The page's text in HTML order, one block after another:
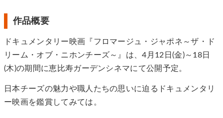
作品概要
ドキュメンタリー映画『フロマージュ・ジャポネ～ザ・ド
リーム・オブ・ニホンチーズ～』は、4月12日(金)～18日
(木)の期間に恵比寿ガーデンシネマにて公開予定。
日本チーズの魅力や職人たちの思いに迫るドキュメンタリ
ー映画を鑑賞してみては。